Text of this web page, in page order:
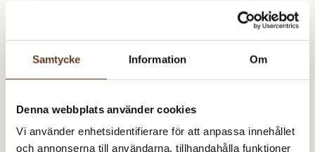
Samtycke Information Om
Denna webbplats använder cookies
Vi använder enhetsidentifierare för att anpassa innehållet
och annonserna till användarna, tillhandahålla funktioner
– Slut i
lager
Prisspecifikation
(Tema 46)